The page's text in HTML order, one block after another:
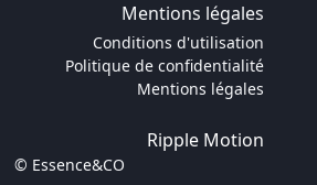
Mentions légales
Conditions d'utilisation
Politique de confidentialité
Mentions légales
Ripple Motion
© Essence&CO